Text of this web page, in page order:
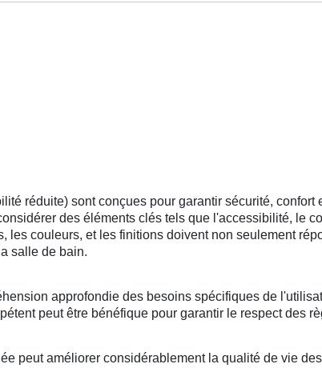
réduite) sont conçues pour garantir sécurité,
des éléments clés tels que l'accessibilité, le
les couleurs, et les finitions doivent non seulement
salle de bain.
approfondie des besoins spécifiques de
peut être bénéfique pour garantir le respect des
peut améliorer considérablement la qualité de vie